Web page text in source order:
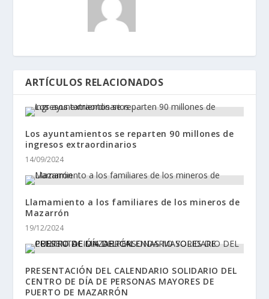
ARTÍCULOS RELACIONADOS
Los ayuntamientos se reparten 90 millones de
ingresos extraordinarios
14/09/2024
Llamamiento a los familiares de los mineros de
Mazarrón
19/12/2024
PRESENTACIÓN DEL CALENDARIO SOLIDARIO DEL
CENTRO DE DÍA DE PERSONAS MAYORES DE
PUERTO DE MAZARRÓN